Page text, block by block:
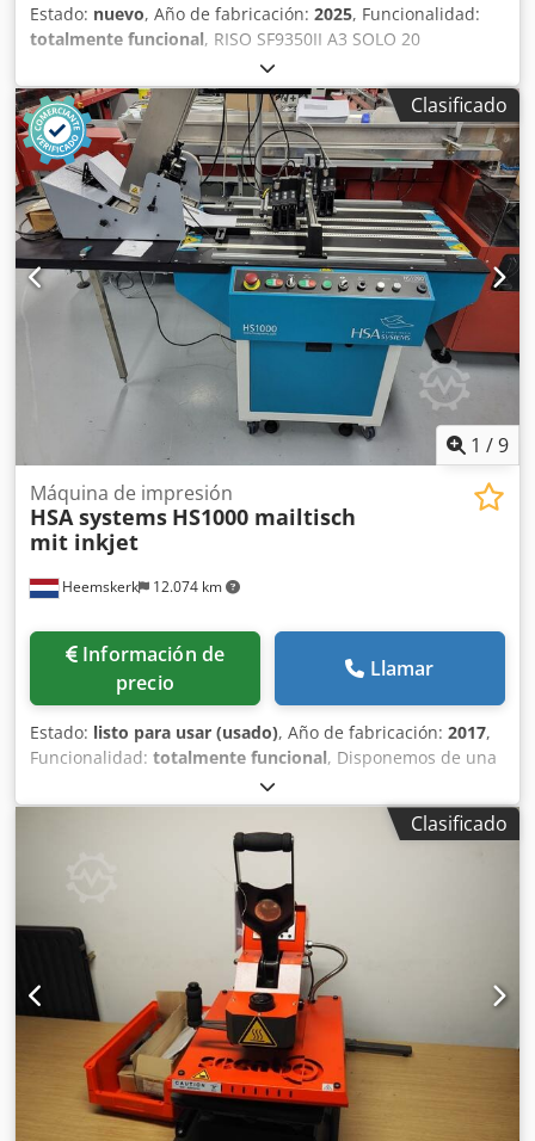
Estado: nuevo, Año de fabricación: 2025, Funcionalidad:
totalmente funcional, RISO SF9350II A3 SOLO 20
IMPRESIONES Y 10 MASTERS CONECTIVIDAD USB + RED
NUEVO EN SU CAJA INCLUYE CILINDRO NEGRO Csdoxwc
Dwopfx Aaiorf SE ENTREGA CON MUEBLE + 1 ROLLO DE
MASTER EXTRA + 1 CARTUCHO DE TINTA EXTRA. TAMBIÉN
DISPONIBLES 2 CILINDROS NUEVOS ADICIONALES A 760€
CADA UNO, SIN TINTA.
Clasificado
1 /9
Heemskerk 12.074 km
Máquina de impresión
HSA systems HS1000 mailtisch
mit inkjet
Información de
precio
Llamar
Estado: listo para usar (usado), Año de fabricación: 2017,
Funcionalidad: totalmente funcional, Disponemos de una
mesa de mailing por vacío HSA systems HS1000 con 2
cabezales de inyección de tinta. Año 2017, pero fue una
máquina de demostración y prácticamente no se ha
utilizado. Nunca ha trabajado realmente en producción.
Clasificado